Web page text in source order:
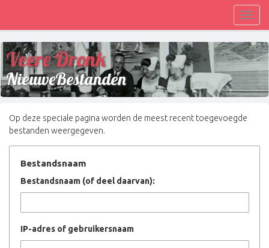
Veere Dronk
NieuweBestanden
Op deze speciale pagina worden de meest recent toegevoegde
bestanden weergegeven.
Bestandsnaam
Bestandsnaam (of deel daarvan):
IP-adres of gebruikersnaam